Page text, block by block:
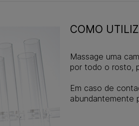
COMO
Massage uma
por todo o rosto,
Em caso de
abundantemente